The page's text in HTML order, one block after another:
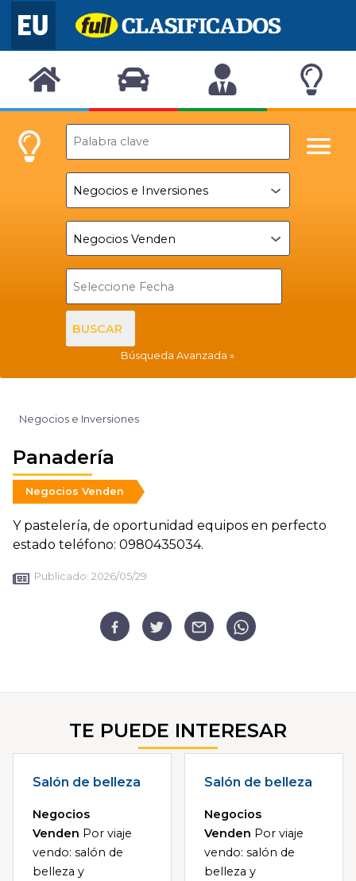
BUSCAR
Búsqueda Avanzada
Negocios e Inversiones
Panadería
Negocios Venden
Y pastelería, de oportunidad equipos en perfecto
estado teléfono: 0980435034.
Publicado: 2026/05/29
TE PUEDE INTERESAR
Salón de belleza
Negocios
Venden Por viaje
vendo: salón de
belleza y
Salón de belleza
Negocios
Venden Por viaje
vendo: salón de
belleza y